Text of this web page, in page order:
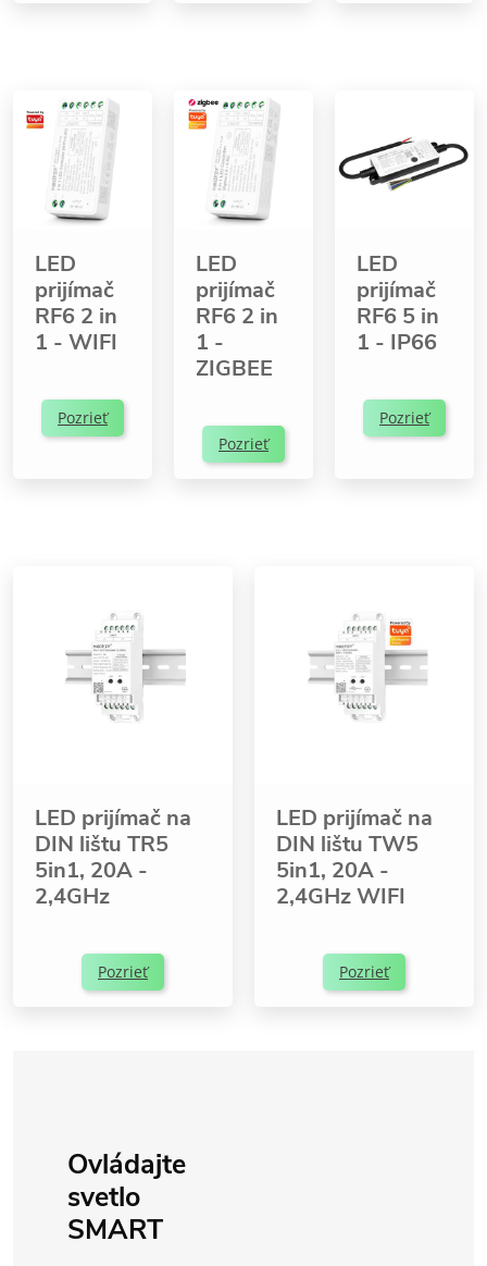
LED
prijímač
RF6 2 in
1 - WIFI
Pozrieť
LED
prijímač
RF6 2 in
1 -
ZIGBEE
Pozrieť
LED
prijímač
RF6 5 in
1 - IP66
Pozrieť
LED prijímač na
DIN lištu TR5
5in1, 20A -
2,4GHz
Pozrieť
LED prijímač na
DIN lištu TW5
5in1, 20A -
2,4GHz WIFI
Pozrieť
Ovládajte
svetlo
SMART